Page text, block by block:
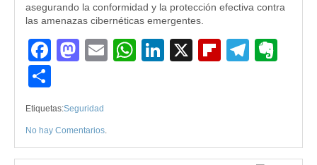
asegurando la conformidad y la protección efectiva contra
las amenazas cibernéticas emergentes.
Facebook
Mastodon
EmailWhatsApp
LinkedIn
X Flipboard
Etiquetas:Seguridad
No hay Comentarios.